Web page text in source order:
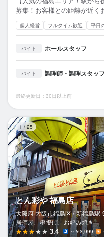
募集！お客様との距離が近く
個人経営 フルタイム歓迎 平日
バイト ホールスタッフ
バイト 調理師・調理スタッフ
最終更新日：30日以上前
1 /25
とん彩や 福島店
大阪府 大阪市福島区 / 新福島駅
居酒屋、串揚げ、お好み焼き
3.4 ～￥3,999